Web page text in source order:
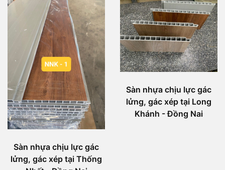
Sàn nhựa chịu lực gác
lửng, gác xép tại Thống
Sàn nhựa chịu lực gác
lửng, gác xép tại Long
Khánh - Đồng Nai